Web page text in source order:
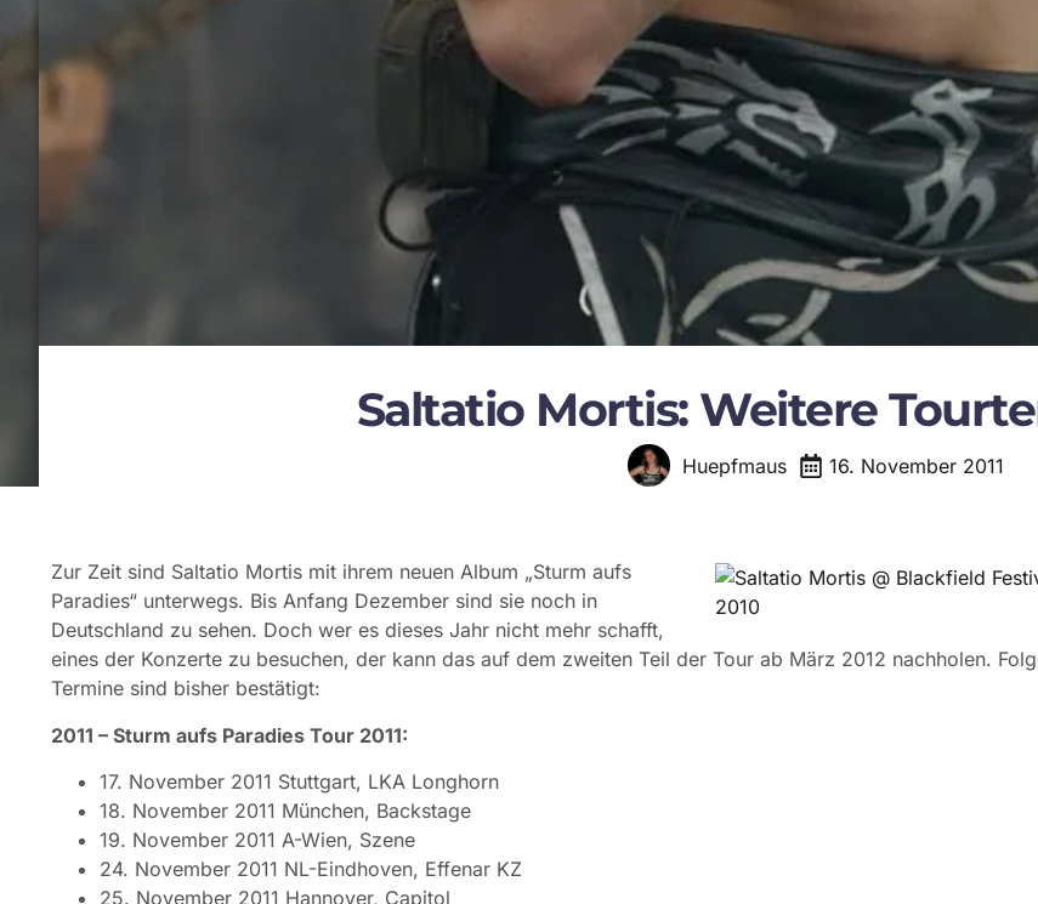
Saltatio Mortis: Weitere
Huepfmaus 16. November 2011
Zur Zeit sind Saltatio Mortis mit ihrem neuen Album „Sturm aufs
Paradies“ unterwegs. Bis Anfang Dezember sind sie noch in
Deutschland zu sehen. Doch wer es dieses Jahr nicht mehr schafft,
eines der Konzerte zu besuchen, der kann das auf dem zweiten Teil der Tour ab März 2012 nachholen.
Termine sind bisher bestätigt:
2011 – Sturm aufs Paradies Tour 2011:
17. November 2011 Stuttgart, LKA Longhorn
18. November 2011 München, Backstage
19. November 2011 A-Wien, Szene
24. November 2011 NL-Eindhoven, Effenar KZ
25. November 2011 Hannover, Capitol